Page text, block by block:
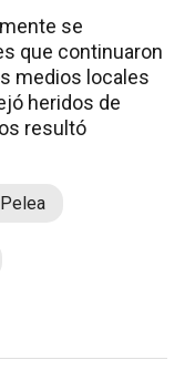
se
que continuaron
medios locales
heridos de
resultó
Pelea